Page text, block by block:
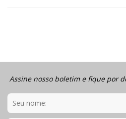
Assine nosso boletim e fique por